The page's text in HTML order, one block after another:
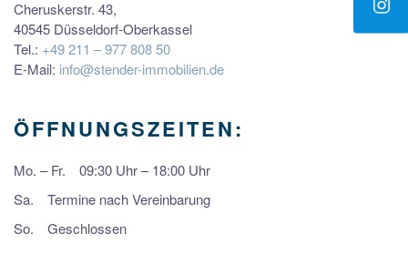
Cheruskerstr. 43,
40545 Düsseldorf-Oberkassel
Tel.: +49 211 – 977 808 50
E-Mail: info@stender-immobilien.de
ÖFFNUNGSZEITEN:
Mo. – Fr.
09:30 Uhr – 18:00 Uhr
Sa.
Termine nach Vereinbarung
So.
Geschlossen